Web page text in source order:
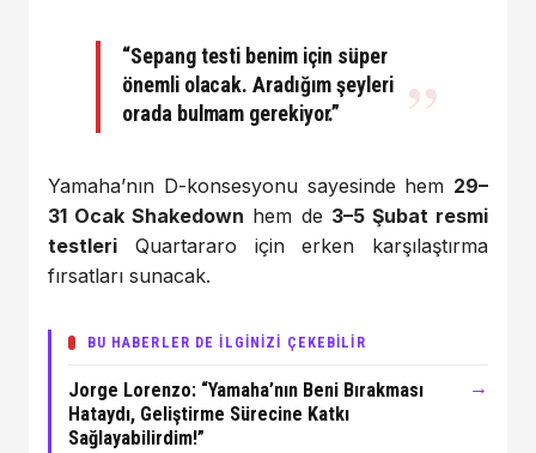
“Sepang testi benim için süper
önemli olacak. Aradığım şeyleri
orada bulmam gerekiyor.”
Yamaha’nın D-konsesyonu sayesinde hem 29–
31 Ocak Shakedown hem de 3–5 Şubat resmi
testleri Quartararo için erken karşılaştırma
fırsatları sunacak.
BU HABERLER DE İLGİNİZİ ÇEKEBİLİR
Jorge Lorenzo: “Yamaha’nın Beni Bırakması
Hataydı, Geliştirme Sürecine Katkı
Sağlayabilirdim!”
→